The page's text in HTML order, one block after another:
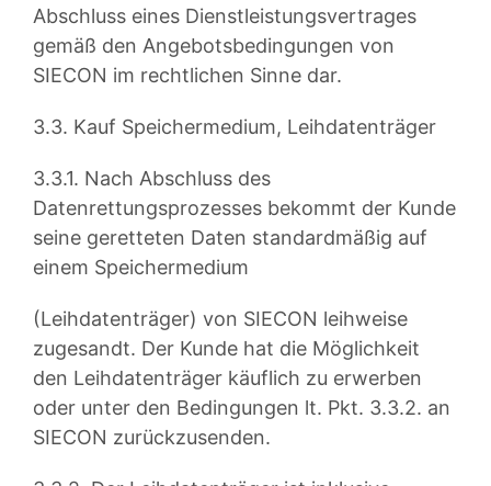
Abschluss eines Dienstleistungsvertrages
gemäß den Angebotsbedingungen von
SIECON im rechtlichen Sinne dar.
3.3. Kauf Speichermedium, Leihdatenträger
3.3.1. Nach Abschluss des
Datenrettungsprozesses bekommt der Kunde
seine geretteten Daten standardmäßig auf
einem Speichermedium
(Leihdatenträger) von SIECON leihweise
zugesandt. Der Kunde hat die Möglichkeit
den Leihdatenträger käuflich zu erwerben
oder unter den Bedingungen lt. Pkt. 3.3.2. an
SIECON zurückzusenden.